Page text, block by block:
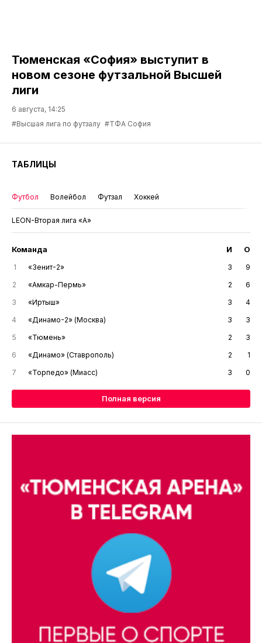
Тюменская «София» выступит в
новом сезоне футзальной Высшей
лиги
6 августа, 14:25
#Высшая лига по футзалу #ТФА София
ТАБЛИЦЫ
Футбол Волейбол Футзал Хоккей
LEON-Вторая лига «А»
Команда И О
1 «Зенит-2» 3
9
2
«Амкар-Пермь» 2
6
3
«Иртыш» 3
4
4
«Динамо-2» (Москва) 3
3
5
«Тюмень» 2
3
6
«Динамо» (Ставрополь) 2
1
7
«Торпедо» (Миасс) 3 0
Полная версия